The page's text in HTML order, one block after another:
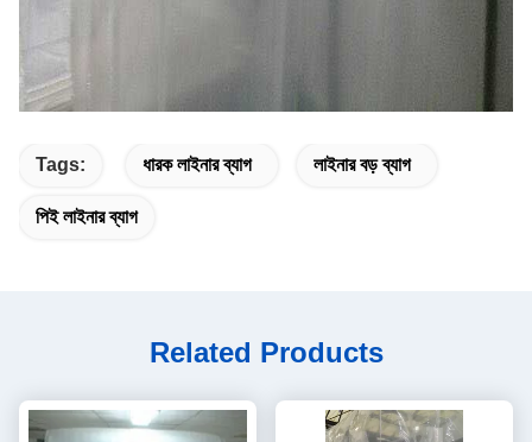
Tags: ধারক লাইনার ব্যাগ লাইনার বড় ব্যাগ
পিই লাইনার ব্যাগ
Related Products